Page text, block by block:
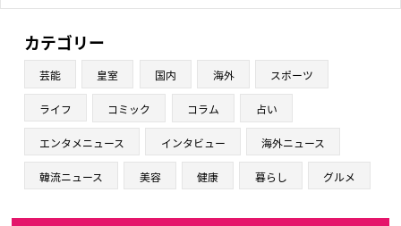
カテゴリー
芸能 皇室 国内 海外 スポーツ
ライフ コミック コラム 占い
エンタメニュース インタビュー 海外ニュース
韓流ニュース 美容 健康 暮らし グルメ